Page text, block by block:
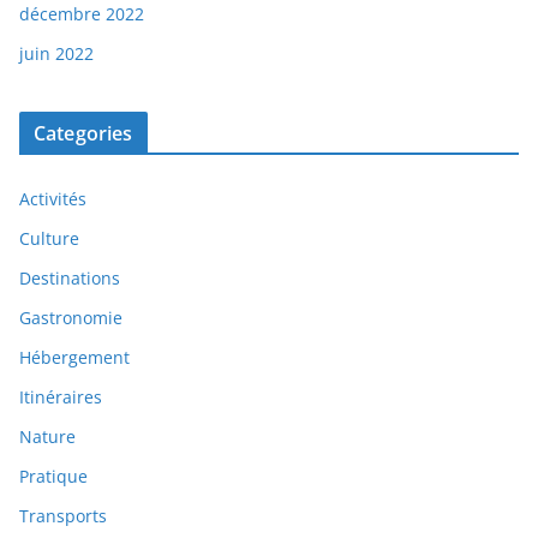
décembre 2022
juin 2022
Categories
Activités
Culture
Destinations
Gastronomie
Hébergement
Itinéraires
Nature
Pratique
Transports